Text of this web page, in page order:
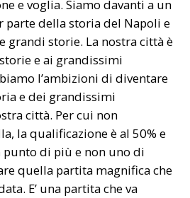
e voglia. Siamo davanti a un
parte della storia del Napoli e
grandi storie. La nostra città è
e ai grandissimi
l’ambizioni di diventare
e dei grandissimi
città. Per cui non
la qualificazione è al 50% e
punto di più e non uno di
quella partita magnifica che
E’ una partita che va